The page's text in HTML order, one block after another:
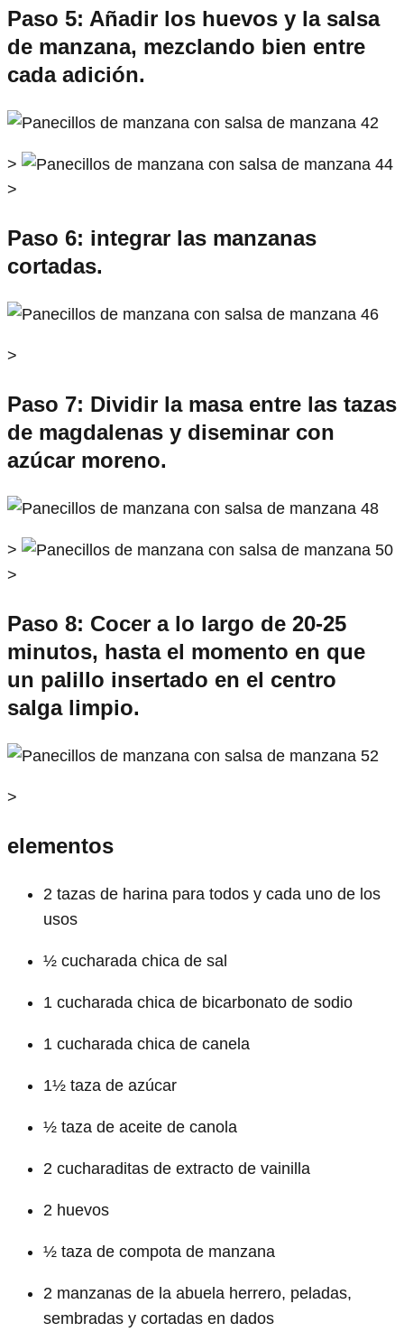
Paso 5: Añadir los huevos y la salsa
de manzana, mezclando bien entre
cada adición.
>
>
Paso 6: integrar las manzanas
cortadas.
>
Paso 7: Dividir la masa entre las tazas
de magdalenas y diseminar con
azúcar moreno.
>
>
Paso 8: Cocer a lo largo de 20-25
minutos, hasta el momento en que
un palillo insertado en el centro
salga limpio.
>
elementos
2 tazas de harina para todos y cada uno de los
usos
½ cucharada chica de sal
1 cucharada chica de bicarbonato de sodio
1 cucharada chica de canela
1½ taza de azúcar
½ taza de aceite de canola
2 cucharaditas de extracto de vainilla
2 huevos
½ taza de compota de manzana
2 manzanas de la abuela herrero, peladas,
sembradas y cortadas en dados